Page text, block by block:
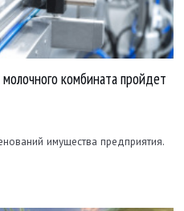
комбината пройдет
имущества предприятия.